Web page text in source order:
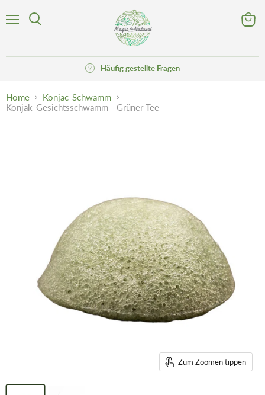
Häufig gestellte Fragen
Home
Konjac-Schwamm
Konjak-Gesichtsschwamm - Grüner Tee
Zum Zoomen tippen